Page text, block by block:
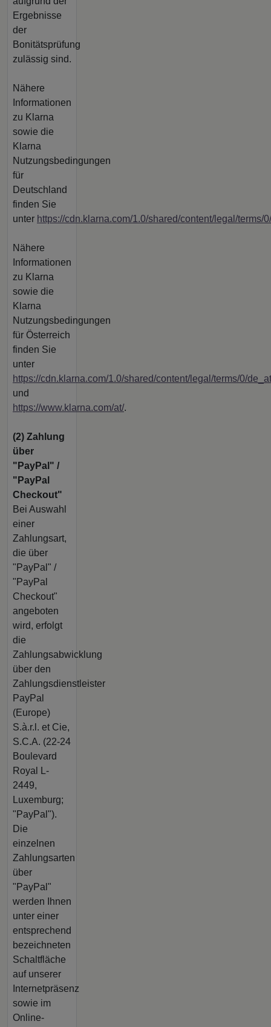
Ergebnisse
der
Bonitätsprüfung
zulässig sind.
Nähere
Informationen
zu Klarna
sowie die
Klarna
Nutzungsbedingungen
für
Deutschland
finden Sie
unter https://cdn.klarna.com/1.0/shared/content/legal/terms/
Nähere
Informationen
zu Klarna
sowie die
Klarna
Nutzungsbedingungen
für Österreich
finden Sie
unter
https://cdn.klarna.com/1.0/shared/content/legal/terms/0/
und
https://www.klarna.com/at/.
(2) Zahlung
über
"PayPal" /
"PayPal
Checkout"
Bei Auswahl
einer
Zahlungsart,
die über
"PayPal" /
"PayPal
Checkout"
angeboten
wird, erfolgt
die
Zahlungsabwicklung
über den
Zahlungsdienstleister
PayPal
(Europe)
S.à.r.l. et Cie,
S.C.A. (22-24
Boulevard
Royal L-
2449,
Luxemburg;
"PayPal").
Die
einzelnen
Zahlungsarten
über
"PayPal"
werden Ihnen
unter einer
entsprechend
bezeichneten
Schaltfläche
auf unserer
Internetpräsenz
sowie im
Online-